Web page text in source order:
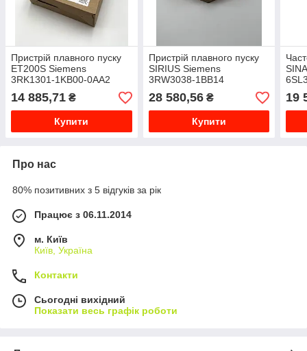
Пристрій плавного пуску
ET200S Siemens
3RK1301-1KB00-0AA2
14 885,71 ₴
Купити
Пристрій плавного пуску
SIRIUS Siemens
3RW3038-1BB14
28 580,56₴
Купити
19
Про нас
80% позитивних з 5 відгуків за рік
Працює з 06.11.2014
м. Київ
Київ, Україна
Контакти
Сьогодні вихідний
Показати весь графік роботи